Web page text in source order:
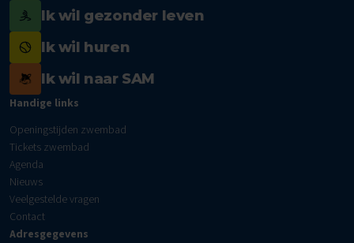
Ik wil gezonder leven
Ik wil huren
Ik wil naar SAM
Handige links
Openingstijden zwembad
Tickets zwembad
Agenda
Nieuws
Veelgestelde vragen
Contact
Adresgegevens